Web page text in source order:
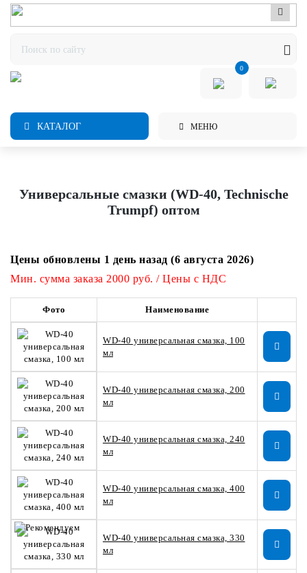
0
КАТАЛОГ МЕНЮ
Универсальные смазки (WD-40, Technische
Trumpf) оптом
Цены обновлены 1 день назад (6 августа 2026)
Мин. сумма заказа 2000 руб. / Цены с НДС
Фото Наименование
WD-40 универсальная смазка, 100
мл
WD-40 универсальная смазка, 200
мл
WD-40 универсальная смазка, 240
мл
WD-40 универсальная смазка, 400
мл
WD-40 универсальная смазка, 330
мл